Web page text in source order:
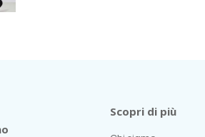
Scopri di più